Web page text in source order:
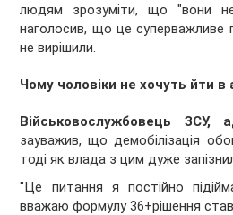
людям зрозуміти, що "вони не
наголосив, що це суперважливе
не вирішили.
Чому чоловіки не хочуть йти в
Військовослужбовець ЗСУ,
зауважив, що демобілізація
тоді як влада з цим дуже
"Це питання я постійно
вважаю формулу 36+рішення